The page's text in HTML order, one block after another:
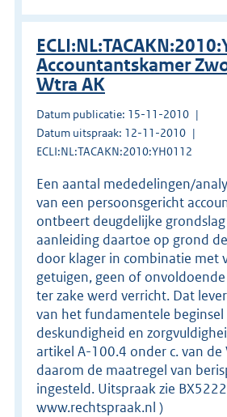
Accountantskamer
Wtra AK
Datum publicatie: 15-11-2010
Datum uitspraak: 12-11-2010
ECLI:NL:TACAKN:2010:YH0112
Een aantal mededelingen/
van een persoonsgericht
ontbeert deugdelijke
aanleiding daartoe op grond
door klager in combinatie met
getuigen, geen of
ter zake werd verricht. Dat
van het fundamentele beginsel
deskundigheid en
artikel A-100.4 onder c. van de
daarom de maatregel van
ingesteld. Uitspraak zie
www.rechtspraak.nl )